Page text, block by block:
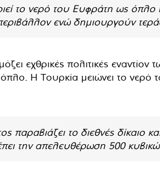
το νερό του Ευφράτη ως
ενώ δημιουργούν
εχθρικές πολιτικές
Η Τουρκία μειώνει το νερό
παραβιάζει το διεθνές
την απελευθέρωση 500